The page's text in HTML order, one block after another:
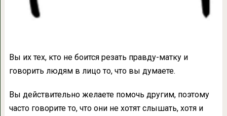
Вы их тех, кто не боится резать правду-матку и
говорить людям в лицо то, что вы думаете.
Вы действительно желаете помочь другим, поэтому
часто говорите то, что они не хотят слышать, хотя и